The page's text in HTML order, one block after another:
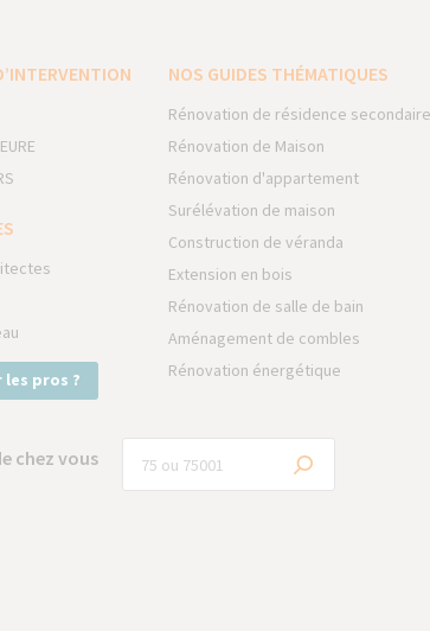
les pros ?
NOS GUIDES THÉMATIQUES
Rénovation de résidence secondaire
Rénovation de Maison
Rénovation d'appartement
Surélévation de maison
Construction de véranda
Extension en bois
Rénovation de salle de bain
Aménagement de combles
Rénovation énergétique
chez vous